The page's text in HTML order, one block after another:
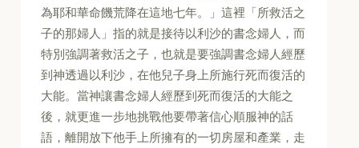
為耶和華命饑荒降在這地七年。」這裡「所救活之
子的那婦人」指的就是接待以利沙的書念婦人，而
特別強調著救活之子，也就是要強調書念婦人經歷
到神透過以利沙，在他兒子身上所施行死而復活的
大能。當神讓書念婦人經歷到死而復活的大能之
後，就更進一步地挑戰他要帶著信心順服神的話
語，離開放下他手上所擁有的一切房屋和產業，走